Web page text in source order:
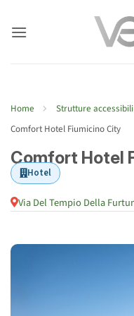
Home Strutture accessibili
Comfort Hotel Fiumicino City
Comfort Hotel
Hotel
Via Del Tempio Della